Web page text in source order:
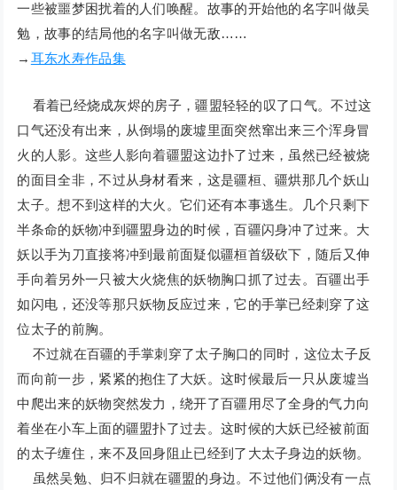
一些被噩梦困扰着的人们唤醒。故事的开始他的名字叫做吴
勉，故事的结局他的名字叫做无敌……
→ 耳东水寿作品集
看着已经烧成灰烬的房子，疆盟轻轻的叹了口气。不过这
口气还没有出来，从倒塌的废墟里面突然窜出来三个浑身冒
火的人影。这些人影向着疆盟这边扑了过来，虽然已经被烧
的面目全非，不过从身材看来，这是疆桓、疆烘那几个妖山
太子。想不到这样的大火。它们还有本事逃生。几个只剩下
半条命的妖物冲到疆盟身边的时候，百疆闪身冲了过来。大
妖以手为刀直接将冲到最前面疑似疆桓首级砍下，随后又伸
手向着另外一只被大火烧焦的妖物胸口抓了过去。百疆出手
如闪电，还没等那只妖物反应过来，它的手掌已经刺穿了这
位太子的前胸。
不过就在百疆的手掌刺穿了太子胸口的同时，这位太子反
而向前一步，紧紧的抱住了大妖。这时候最后一只从废墟当
中爬出来的妖物突然发力，绕开了百疆用尽了全身的气力向
着坐在小车上面的疆盟扑了过去。这时候的大妖已经被前面
的太子缠住，来不及回身阻止已经到了大太子身边的妖物。
虽然吴勉、归不归就在疆盟的身边。不过他们俩没有一点